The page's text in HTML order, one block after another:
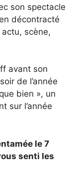
son spectacle
décontracté
scène,
avant son
de l’année
bien », un
sur l’année
le 7
senti les